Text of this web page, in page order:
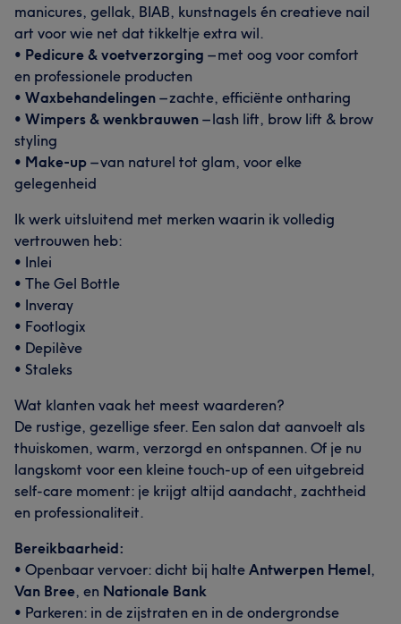
manicures, gellak, BIAB, kunstnagels én creatieve nail
art voor wie net dat tikkeltje extra wil.
• Pedicure & voetverzorging – met oog voor comfort
en professionele producten
• Waxbehandelingen – zachte, efficiënte ontharing
• Wimpers & wenkbrauwen – lash lift, brow lift & brow
styling
• Make-up – van naturel tot glam, voor elke
gelegenheid
Ik werk uitsluitend met merken waarin ik volledig
vertrouwen heb:
• Inlei
• The Gel Bottle
• Inveray
• Footlogix
• Depilève
• Staleks
Wat klanten vaak het meest waarderen?
De rustige, gezellige sfeer. Een salon dat aanvoelt als
thuiskomen, warm, verzorgd en ontspannen. Of je nu
langskomt voor een kleine touch-up of een uitgebreid
self-care moment: je krijgt altijd aandacht, zachtheid
en professionaliteit.
Bereikbaarheid:
• Openbaar vervoer: dicht bij halte Antwerpen Hemel,
Van Bree, en Nationale Bank
• Parkeren: in de zijstraten en in de ondergrondse